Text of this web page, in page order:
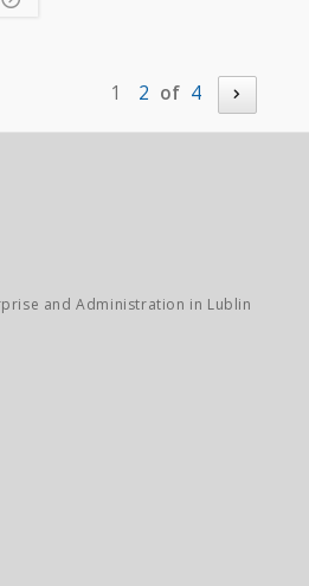
1 2 of 4
and Administration in Lublin